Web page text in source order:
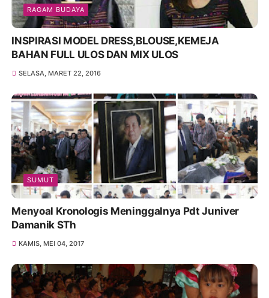
RAGAM BUDAYA
INSPIRASI MODEL DRESS,BLOUSE,KEMEJA
BAHAN FULL ULOS DAN MIX ULOS
SELASA, MARET 22, 2016
SUMUT
Menyoal Kronologis Meninggalnya Pdt Juniver
Damanik STh
KAMIS, MEI 04, 2017